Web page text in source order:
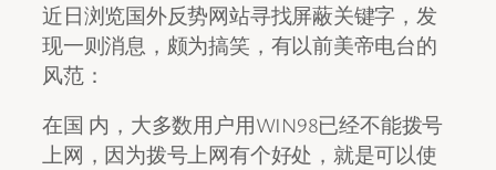
近日浏览国外反势网站寻找屏蔽关键字，发
现一则消息，颇为搞笑，有以前美帝电台的
风范：
在国 内，大多数用户用WIN98已经不能拨号
上网，因为拨号上网有个好处，就是可以使